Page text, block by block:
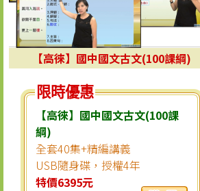
【高徠】國中國文古文(100課綱)
限時優惠
【高徠】國中國文古文(100課
綱)
全套40集+精編講義
USB隨身碟，授權4年
特價6395元